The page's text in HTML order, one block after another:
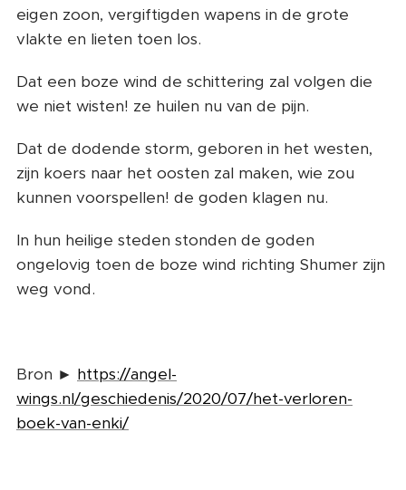
eigen zoon, vergiftigden wapens in de grote
vlakte en lieten toen los.
Dat een boze wind de schittering zal volgen die
we niet wisten! ze huilen nu van de pijn.
Dat de dodende storm, geboren in het westen,
zijn koers naar het oosten zal maken, wie zou
kunnen voorspellen! de goden klagen nu.
In hun heilige steden stonden de goden
ongelovig toen de boze wind richting Shumer zijn
weg vond.
Bron ► https://angel-
wings.nl/geschiedenis/2020/07/het-verloren-
boek-van-enki/